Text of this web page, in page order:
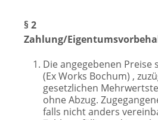
§ 2
Zahlung/
Die angegebenen
(Ex Works Bochum) ,
gesetzlichen
ohne Abzug.
falls nicht anders